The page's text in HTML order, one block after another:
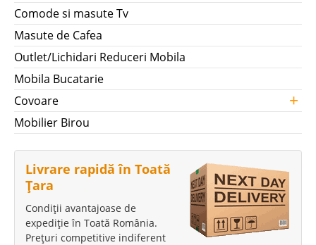
Comode si masute Tv
Masute de Cafea
Outlet/Lichidari Reduceri Mobila
Mobila Bucatarie
Covoare
+
Mobilier Birou
Livrare rapidă în Toată
Țara
Condiții avantajoase de
expediție în Toată România.
Prețuri competitive indiferent